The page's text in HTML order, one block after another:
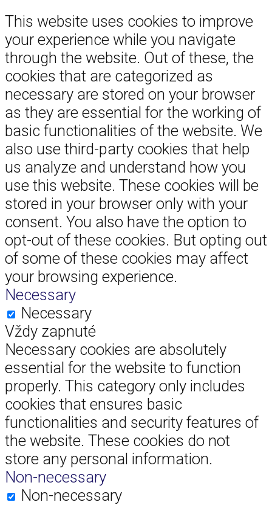
This website uses cookies to improve
your experience while you navigate
through the website. Out of these, the
cookies that are categorized as
necessary are stored on your browser
as they are essential for the working of
basic functionalities of the website. We
also use third-party cookies that help
us analyze and understand how you
use this website. These cookies will be
stored in your browser only with your
consent. You also have the option to
opt-out of these cookies. But opting out
of some of these cookies may affect
your browsing experience.
Necessary
Necessary
Vždy zapnuté
Necessary cookies are absolutely
essential for the website to function
properly. This category only includes
cookies that ensures basic
functionalities and security features of
the website. These cookies do not
store any personal information.
Non-necessary
Non-necessary